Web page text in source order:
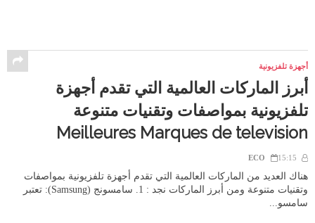
أجهزة تلفزيونية
أبرز الماركات العالمية التي تقدم أجهزة
تلفزيونية بمواصفات وتقنيات متنوعة
Meilleures Marques de television
ECO 15:15
هناك العديد من الماركات العالمية التي تقدم أجهزة تلفزيونية بمواصفات
وتقنيات متنوعة ومن أبرز الماركات نجد : 1. سامسونج (Samsung): تعتبر
سامسو...